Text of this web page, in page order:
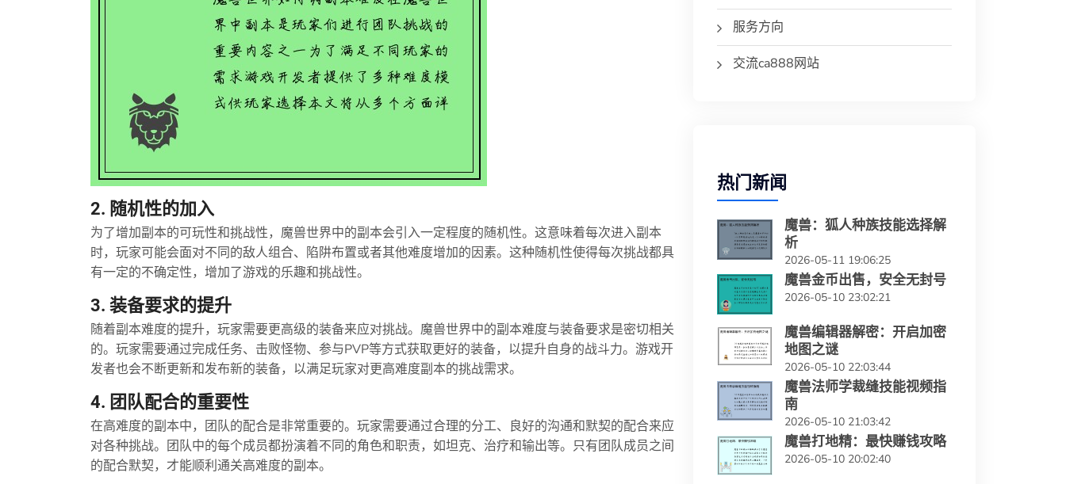
2. 随机性的加入
为了增加副本的可玩性和挑战性，魔兽世界中的副本会引入一定程度的随机性。这意味着每次进入副本
时，玩家可能会面对不同的敌人组合、陷阱布置或者其他难度增加的因素。这种随机性使得每次挑战都具
有一定的不确定性，增加了游戏的乐趣和挑战性。
3. 装备要求的提升
随着副本难度的提升，玩家需要更高级的装备来应对挑战。魔兽世界中的副本难度与装备要求是密切相关
的。玩家需要通过完成任务、击败怪物、参与PVP等方式获取更好的装备，以提升自身的战斗力。游戏开
发者也会不断更新和发布新的装备，以满足玩家对更高难度副本的挑战需求。
4. 团队配合的重要性
在高难度的副本中，团队的配合是非常重要的。玩家需要通过合理的分工、良好的沟通和默契的配合来应
对各种挑战。团队中的每个成员都扮演着不同的角色和职责，如坦克、治疗和输出等。只有团队成员之间
的配合默契，才能顺利通关高难度的副本。
服务方向
交流ca888网站
热门新闻
魔兽：狐人种族技能选择解
析
2026-05-11 19:06:25
魔兽金币出售，安全无封号
2026-05-10 23:02:21
魔兽编辑器解密：开启加密
地图之谜
2026-05-10 22:03:44
魔兽法师学裁缝技能视频指
南
2026-05-10 21:03:42
魔兽打地精：最快赚钱攻略
2026-05-10 20:02:40